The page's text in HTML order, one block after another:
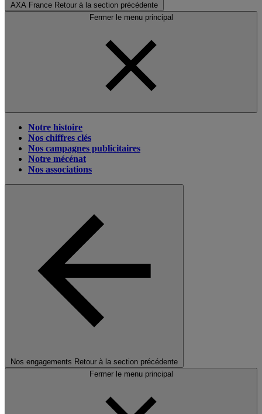
AXA France Retour à la section précédente
Fermer le menu principal
Notre histoire
Nos chiffres clés
Nos campagnes publicitaires
Notre mécénat
Nos associations
Nos engagements Retour à la section précédente
Fermer le menu principal